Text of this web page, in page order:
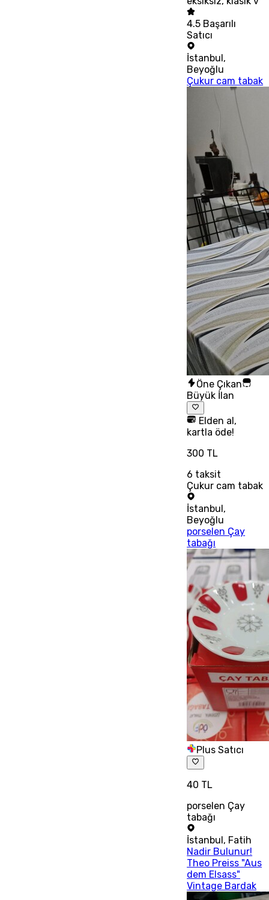
4.5 Başarılı
Satıcı
İstanbul,
Beyoğlu
Çukur cam tabak
Öne Çıkan
Büyük İlan
Elden al,
kartla öde!
300 TL
6 taksit
Çukur cam tabak
İstanbul ,
Beyoğlu
porselen Çay
tabağı
Plus Satıcı
40 TL
porselen Çay
tabağı
İstanbul, Fatih
Nadir Bulunur!
Theo Preiss "Aus
dem Elsass"
Vintage Bardak